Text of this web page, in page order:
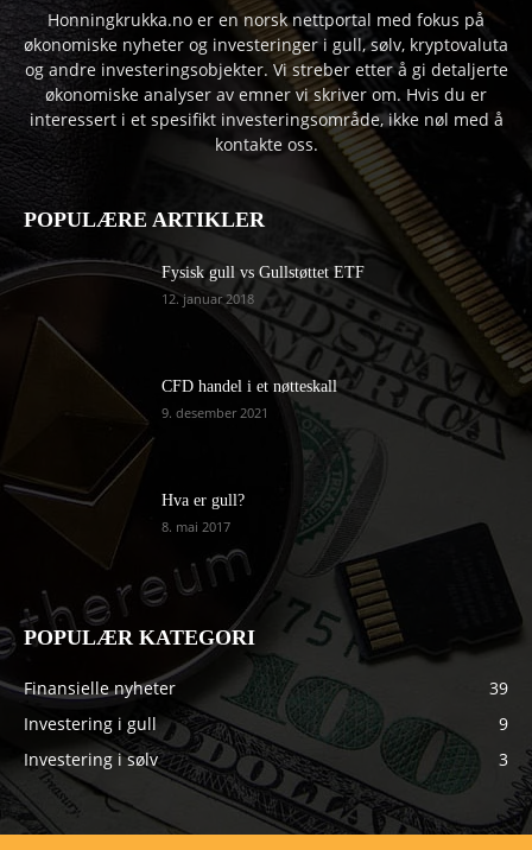
Honningkrukka.no er en norsk nettportal med fokus på
økonomiske nyheter og investeringer i gull, sølv, kryptovaluta
og andre investeringsobjekter. Vi streber etter å gi detaljerte
økonomiske analyser av emner vi skriver om. Hvis du er
interessert i et spesifikt investeringsområde, ikke nøl med å
kontakte oss.
POPULÆRE ARTIKLER
Fysisk gull vs Gullstøttet ETF
12. januar 2018
CFD handel i et nøtteskall
9. desember 2021
Hva er gull?
8. mai 2017
POPULÆR KATEGORI
Finansielle nyheter
39
Investering i gull
9
Investering i sølv
3